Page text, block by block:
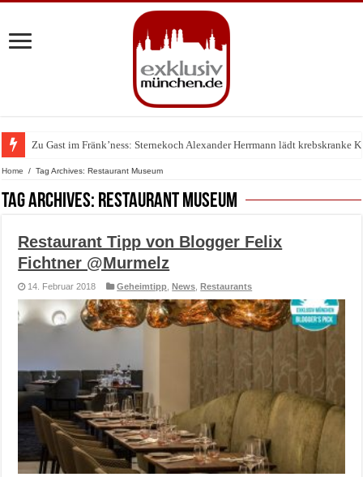
Zu Gast im Fränk’ness: Sternekoch Alexander Herrmann lädt krebskranke
Warum München gerade zum Treffpunkt der Lingerie-Branche wurde
Home / Tag Archives: Restaurant Museum
Tag Archives: Restaurant Museum
Restaurant Tipp von Blogger Felix
Fichtner @Murmelz
14. Februar 2018 Geheimtipp ,News ,Restaurants